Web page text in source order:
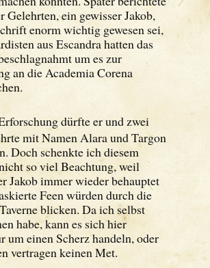
Gelehrten, ein gewisser Jakob,
enorm wichtig gewesen sei,
aus Escandra hatten das
um es zur
an die Academia Corena
dürfte er und zwei
mit Namen Alara und Targon
Doch schenkte ich diesem
so viel Beachtung, weil
Jakob immer wieder behauptet
Feen würden durch die
blicken. Da ich selbst
habe, kann es sich hier
um einen Scherz handeln, oder
vertragen keinen Met.